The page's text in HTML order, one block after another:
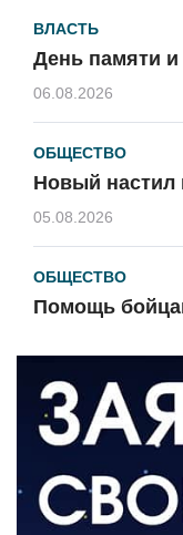
ВЛАСТЬ
День памяти
06.08.2026
ОБЩЕСТВО
Новый настил
05.08.2026
ОБЩЕСТВО
Помощь
ВЛАСТЬ
«Второй
РАЗЪЯСНЯЕМ